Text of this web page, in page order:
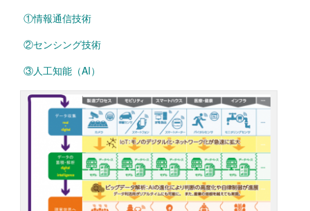
①情報通信技術
②センシング技術
③人工知能（AI）